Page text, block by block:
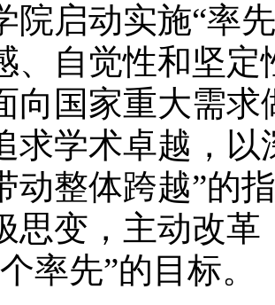
院启动实施“率
、自觉性和坚
向国家重大需
求学术卓越，
动整体跨越”的
思变，主动改
率先”的目标。